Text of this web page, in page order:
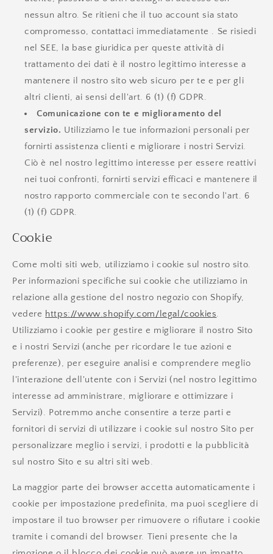
nessun altro. Se ritieni che il tuo account sia stato
compromesso, contattaci immediatamente . Se risiedi
nel SEE, la base giuridica per queste attività di
trattamento dei dati è il nostro legittimo interesse a
mantenere il nostro sito web sicuro per te e per gli
altri clienti, ai sensi dell'art. 6 (1) (f) GDPR.
Comunicazione con te e miglioramento del
servizio. Utilizziamo le tue informazioni personali per
fornirti assistenza clienti e migliorare i nostri Servizi.
Ciò è nel nostro legittimo interesse per essere reattivi
nei tuoi confronti, fornirti servizi efficaci e mantenere il
nostro rapporto commerciale con te secondo l'art. 6
(1) (f) GDPR.
Cookie
Come molti siti web, utilizziamo i cookie sul nostro sito.
Per informazioni specifiche sui cookie che utilizziamo in
relazione alla gestione del nostro negozio con Shopify,
vedere https://www.shopify.com/legal/cookies.
Utilizziamo i cookie per gestire e migliorare il nostro Sito
e i nostri Servizi (anche per ricordare le tue azioni e
preferenze), per eseguire analisi e comprendere meglio
l'interazione dell'utente con i Servizi (nel nostro legittimo
interesse ad amministrare, migliorare e ottimizzare i
Servizi). Potremmo anche consentire a terze parti e
fornitori di servizi di utilizzare i cookie sul nostro Sito per
personalizzare meglio i servizi, i prodotti e la pubblicità
sul nostro Sito e su altri siti web.
La maggior parte dei browser accetta automaticamente i
cookie per impostazione predefinita, ma puoi scegliere di
impostare il tuo browser per rimuovere o rifiutare i cookie
tramite i comandi del browser. Tieni presente che la